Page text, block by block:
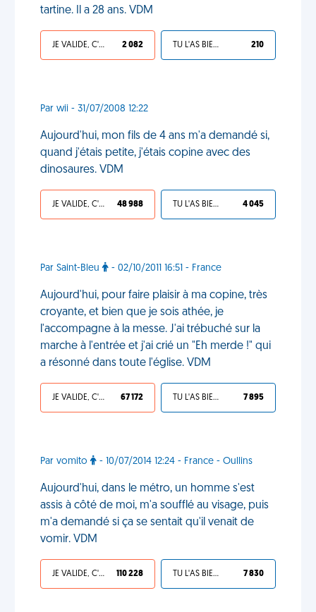
tartine. Il a 28 ans. VDM
JE VALIDE, C'EST UNE VDM 2 082 TU L'AS BIEN MÉRITÉ 210
Par wii - 31/07/2008 12:22
Aujourd'hui, mon fils de 4 ans m'a demandé si,
quand j'étais petite, j'étais copine avec des
dinosaures. VDM
JE VALIDE, C'EST UNE VDM 48 988 TU L'AS BIEN MÉRITÉ 4 045
Par Saint-Bleu - 02/10/2011 16:51 - France
Aujourd'hui, pour faire plaisir à ma copine, très
croyante, et bien que je sois athée, je
l'accompagne à la messe. J'ai trébuché sur la
marche à l'entrée et j'ai crié un "Eh merde !" qui
a résonné dans toute l'église. VDM
JE VALIDE, C'EST UNE VDM 67 172 TU L'AS BIEN MÉRITÉ 7 895
Par vomito - 10/07/2014 12:24 - France - Oullins
Aujourd'hui, dans le métro, un homme s'est
assis à côté de moi, m'a soufflé au visage, puis
m'a demandé si ça se sentait qu'il venait de
vomir. VDM
JE VALIDE, C'EST UNE VDM 110 228 TU L'AS BIEN MÉRITÉ 7 830